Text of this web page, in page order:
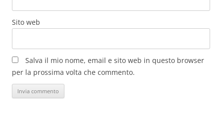
Sito web
Salva il mio nome, email e sito web in questo browser
per la prossima volta che commento.